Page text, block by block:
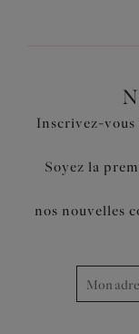
Inscrivez-
Soyez la
nos nouvelles